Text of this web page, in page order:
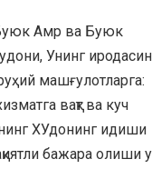
Буюк Амр ва Буюк
Унинг
машғулотларга:
вақт ва куч
ХУдонинг идиши
бажара олиши